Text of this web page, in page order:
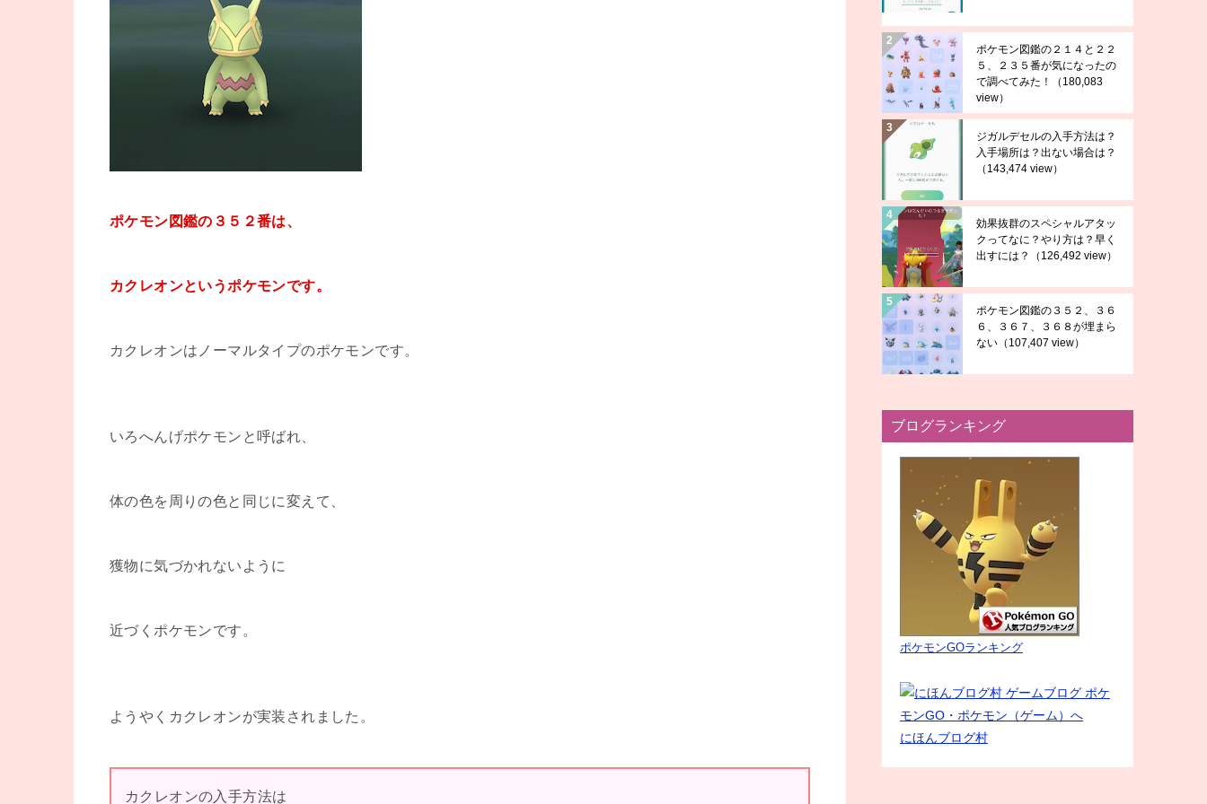
ポケモン図鑑の３５２番は、
カクレオンというポケモンです。
カクレオンはノーマルタイプのポケモンです。
いろへんげポケモンと呼ばれ、
体の色を周りの色と同じに変えて、
獲物に気づかれないように
近づくポケモンです。
ようやくカクレオンが実装されました。
カクレオンの入手方法は
ポケモン図鑑の２１４と２２
５、２３５番が気になったの
で調べてみた！
（180,083
view）
ジガルデセルの入手方法は？
入手場所は？出ない場合は？
（143,474 view）
効果抜群のスペシャルアタッ
クってなに？やり方は？早く
出すには？
（126,492 view）
ポケモン図鑑の３５２、３６
６、３６７、３６８が埋まら
ない （107,407 view）
ブログランキング
ポケモンGOランキング
にほんブログ村